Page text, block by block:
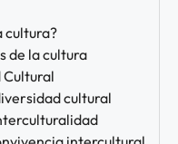
cultura?
de la cultura
cultural